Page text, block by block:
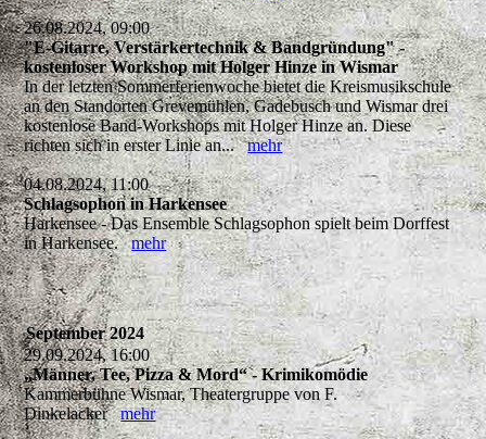
26.08.2024, 09:00
"E-Gitarre, Verstärkertechnik & Bandgründung" -
kostenloser Workshop mit Holger Hinze in Wismar
In der letzten Sommerferienwoche bietet die Kreismusikschule
an den Standorten Grevemühlen, Gadebusch und Wismar drei
kostenlose Band-Workshops mit Holger Hinze an. Diese
richten sich in erster Linie an...mehr
04.08.2024, 11:00
Schlagsophon in Harkensee
Harkensee - Das Ensemble Schlagsophon spielt beim Dorffest
in Harkensee.mehr
September 2024
29.09.2024, 16:00
„Männer, Tee, Pizza & Mord“ - Krimikomödie
Kammerbühne Wismar, Theatergruppe von F.
Dinkelackermehr